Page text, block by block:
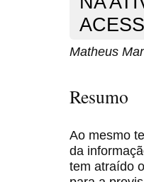
Matheus
Resumo
Ao mesmo
da
tem atraído